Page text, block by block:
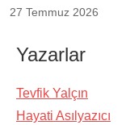
27 Temmuz 2026
Yazarlar
Tevfik Yalçın
Hayati Asılyazıcı